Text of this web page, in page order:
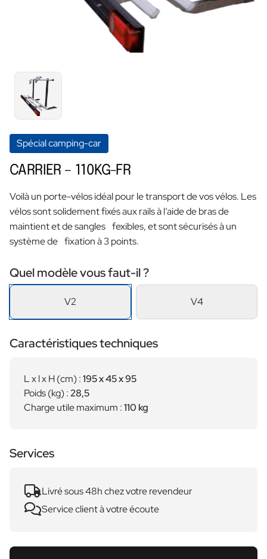
Spécial camping-car
CARRIER – 110KG-FR
Voilà un porte-vélos idéal pour le transport de vos vélos. Les
vélos sont solidement fixés aux rails à l’aide de bras de
maintient et de sangles fexibles, et sont sécurisés à un
système de fixation à 3 points.
Quel modèle vous faut-il ?
V2 V4
Caractéristiques techniques
L x l x H (cm) :195 x 45 x 95
Poids (kg) :28,5
Charge utile maximum :110 kg
Services
Livré sous 48h chez votre revendeur
Service client à votre écoute